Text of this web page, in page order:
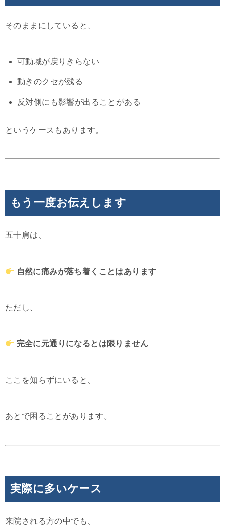
そのままにしていると、
可動域が戻りきらない
動きのクセが残る
反対側にも影響が出ることがある
というケースもあります。
もう一度お伝えします
五十肩は、
自然に痛みが落ち着くことはあります
ただし、
完全に元通りになるとは限りません
ここを知らずにいると、
あとで困ることがあります。
実際に多いケース
来院される方の中でも、